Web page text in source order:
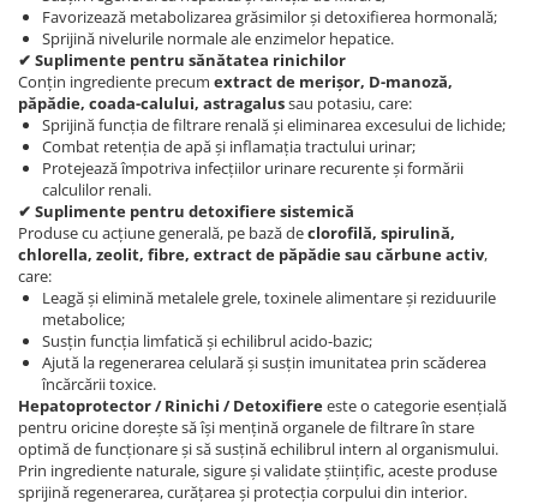
Favorizează metabolizarea grăsimilor și detoxifierea hormonală;
Sprijină nivelurile normale ale enzimelor hepatice.
✔ Suplimente pentru sănătatea rinichilor
Conțin ingrediente precum extract de merișor, D-manoză,
păpădie, coada-calului, astragalussau potasiu, care:
Sprijină funcția de filtrare renală și eliminarea excesului de lichide;
Combat retenția de apă și inflamația tractului urinar;
Protejează împotriva infecțiilor urinare recurente și formării
calculilor renali.
✔ Suplimente pentru detoxifiere sistemică
Produse cu acțiune generală, pe bază declorofilă, spirulină,
chlorella, zeolit, fibre, extract de păpădie sau cărbune activ,
care:
Leagă și elimină metalele grele, toxinele alimentare și reziduurile
metabolice;
Susțin funcția limfatică și echilibrul acido-bazic;
Ajută la regenerarea celulară și susțin imunitatea prin scăderea
încărcării toxice.
Hepatoprotector / Rinichi / Detoxifiereeste o categorie esențială
pentru oricine dorește să își mențină organele de filtrare în stare
optimă de funcționare și să susțină echilibrul intern al organismului.
Prin ingrediente naturale, sigure și validate științific, aceste produse
sprijină regenerarea, curățarea și protecția corpului din interior.